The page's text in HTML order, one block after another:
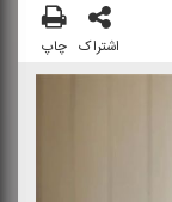
اشتراک چاپ